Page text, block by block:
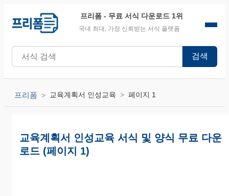
프리폼 - 무료 서식 다운로드 1위
국내 최대, 가장 신뢰받는 서식 플랫폼
검색
프리폼 교육계획서 인성교육 페이지 1
교육계획서 인성교육 서식 및 양식 무료 다운
로드 (페이지 1)